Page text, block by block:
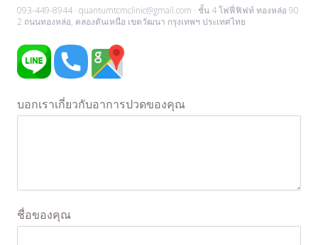
093-449-8944 · quantumtcmclinic@gmail.com · ชั้น 4 โฟฟี่ฟิฟท์ ทองหล่อ 90
2 ถนนทองหล่อ, คลองตันเหนือ เขตวัฒนา กรุงเทพฯ ประเทศไทย
บอกเราเกี่ยวกับอาการปวดของคุณ
ชื่อของคุณ